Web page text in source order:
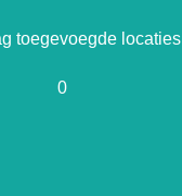
toegevoegde locaties
0